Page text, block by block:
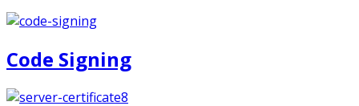
Code Signing